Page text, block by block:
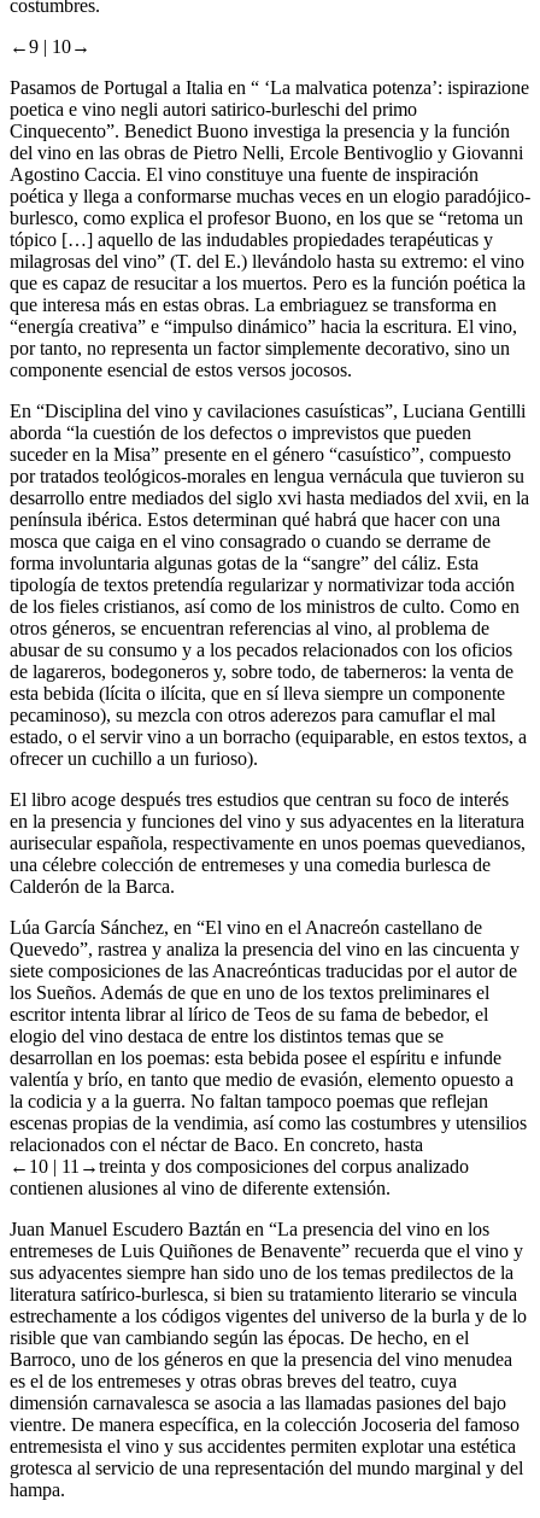
costumbres.
←9 | 10→
Pasamos de Portugal a Italia en “ ‘La malvatica potenza’: ispirazione
poetica e vino negli autori satirico-burleschi del primo
Cinquecento”. Benedict Buono investiga la presencia y la función
del vino en las obras de Pietro Nelli, Ercole Bentivoglio y Giovanni
Agostino Caccia. El vino constituye una fuente de inspiración
poética y llega a conformarse muchas veces en un elogio paradójico-
burlesco, como explica el profesor Buono, en los que se “retoma un
tópico […] aquello de las indudables propiedades terapéuticas y
milagrosas del vino” (T. del E.) llevándolo hasta su extremo: el vino
que es capaz de resucitar a los muertos. Pero es la función poética la
que interesa más en estas obras. La embriaguez se transforma en
“energía creativa” e “impulso dinámico” hacia la escritura. El vino,
por tanto, no representa un factor simplemente decorativo, sino un
componente esencial de estos versos jocosos.
En “Disciplina del vino y cavilaciones casuísticas”, Luciana Gentilli
aborda “la cuestión de los defectos o imprevistos que pueden
suceder en la Misa” presente en el género “casuístico”, compuesto
por tratados teológicos-morales en lengua vernácula que tuvieron su
desarrollo entre mediados del siglo xvi hasta mediados del xvii, en la
península ibérica. Estos determinan qué habrá que hacer con una
mosca que caiga en el vino consagrado o cuando se derrame de
forma involuntaria algunas gotas de la “sangre” del cáliz. Esta
tipología de textos pretendía regularizar y normativizar toda acción
de los fieles cristianos, así como de los ministros de culto. Como en
otros géneros, se encuentran referencias al vino, al problema de
abusar de su consumo y a los pecados relacionados con los oficios
de lagareros, bodegoneros y, sobre todo, de taberneros: la venta de
esta bebida (lícita o ilícita, que en sí lleva siempre un componente
pecaminoso), su mezcla con otros aderezos para camuflar el mal
estado, o el servir vino a un borracho (equiparable, en estos textos, a
ofrecer un cuchillo a un furioso).
El libro acoge después tres estudios que centran su foco de interés
en la presencia y funciones del vino y sus adyacentes en la literatura
aurisecular española, respectivamente en unos poemas quevedianos,
una célebre colección de entremeses y una comedia burlesca de
Calderón de la Barca.
Lúa García Sánchez, en “El vino en el Anacreón castellano de
Quevedo”, rastrea y analiza la presencia del vino en las cincuenta y
siete composiciones de las Anacreónticas traducidas por el autor de
los Sueños. Además de que en uno de los textos preliminares el
escritor intenta librar al lírico de Teos de su fama de bebedor, el
elogio del vino destaca de entre los distintos temas que se
desarrollan en los poemas: esta bebida posee el espíritu e infunde
valentía y brío, en tanto que medio de evasión, elemento opuesto a
la codicia y a la guerra. No faltan tampoco poemas que reflejan
escenas propias de la vendimia, así como las costumbres y utensilios
relacionados con el néctar de Baco. En concreto, hasta
←10 | 11→treinta y dos composiciones del corpus analizado
contienen alusiones al vino de diferente extensión.
Juan Manuel Escudero Baztán en “La presencia del vino en los
entremeses de Luis Quiñones de Benavente” recuerda que el vino y
sus adyacentes siempre han sido uno de los temas predilectos de la
literatura satírico-burlesca, si bien su tratamiento literario se vincula
estrechamente a los códigos vigentes del universo de la burla y de lo
risible que van cambiando según las épocas. De hecho, en el
Barroco, uno de los géneros en que la presencia del vino menudea
es el de los entremeses y otras obras breves del teatro, cuya
dimensión carnavalesca se asocia a las llamadas pasiones del bajo
vientre. De manera específica, en la colección Jocoseria del famoso
entremesista el vino y sus accidentes permiten explotar una estética
grotesca al servicio de una representación del mundo marginal y del
hampa.